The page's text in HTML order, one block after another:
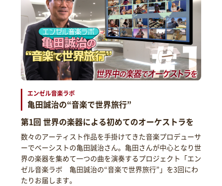
エンゼル音楽ラボ
亀田誠治の“音楽で世界旅行”
第1回 世界の楽器による初めてのオーケストラを
数々のアーティスト作品を手掛けてきた音楽プロデューサ
ーでベーシストの亀田誠治さん。亀田さんが中心となり世
界の楽器を集めて一つの曲を演奏するプロジェクト「エン
ゼル音楽ラボ 亀田誠治の“音楽で世界旅行”」を3回にわ
たりお届します。